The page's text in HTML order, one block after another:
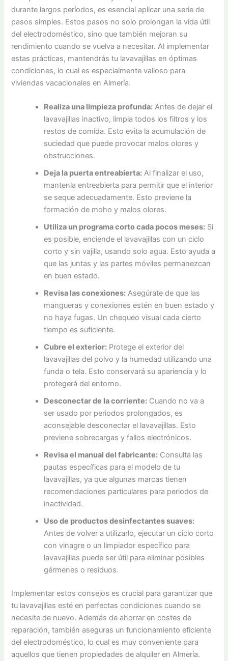
durante largos períodos, es esencial aplicar una serie de
pasos simples. Estos pasos no solo prolongan la vida útil
del electrodoméstico, sino que también mejoran su
rendimiento cuando se vuelva a necesitar. Al implementar
estas prácticas, mantendrás tu lavavajillas en óptimas
condiciones, lo cual es especialmente valioso para
viviendas vacacionales en Almería.
Realiza una limpieza profunda: Antes de dejar el
lavavajillas inactivo, limpia todos los filtros y los
restos de comida. Esto evita la acumulación de
suciedad que puede provocar malos olores y
obstrucciones.
Deja la puerta entreabierta: Al finalizar el uso,
mantenla entreabierta para permitir que el interior
se seque adecuadamente. Esto previene la
formación de moho y malos olores.
Utiliza un programa corto cada pocos meses: Si
es posible, enciende el lavavajillas con un ciclo
corto y sin vajilla, usando solo agua. Esto ayuda a
que las juntas y las partes móviles permanezcan
en buen estado.
Revisa las conexiones: Asegúrate de que las
mangueras y conexiones estén en buen estado y
no haya fugas. Un chequeo visual cada cierto
tiempo es suficiente.
Cubre el exterior: Protege el exterior del
lavavajillas del polvo y la humedad utilizando una
funda o tela. Esto conservará su apariencia y lo
protegerá del entorno.
Desconectar de la corriente: Cuando no va a
ser usado por periodos prolongados, es
aconsejable desconectar el lavavajillas. Esto
previene sobrecargas y fallos electrónicos.
Revisa el manual del fabricante: Consulta las
pautas específicas para el modelo de tu
lavavajillas, ya que algunas marcas tienen
recomendaciones particulares para periodos de
inactividad.
Uso de productos desinfectantes suaves:
Antes de volver a utilizarlo, ejecutar un ciclo corto
con vinagre o un limpiador específico para
lavavajillas puede ser útil para eliminar posibles
gérmenes o residuos.
Implementar estos consejos es crucial para garantizar que
tu lavavajillas esté en perfectas condiciones cuando se
necesite de nuevo. Además de ahorrar en costes de
reparación, también aseguras un funcionamiento eficiente
del electrodoméstico, lo cual es muy conveniente para
aquellos que tienen propiedades de alquiler en Almería.